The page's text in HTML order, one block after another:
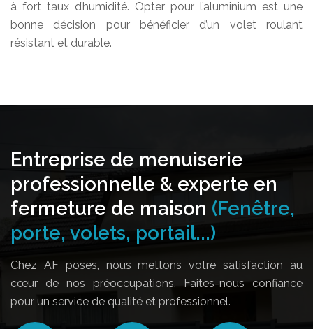
à fort taux d’humidité. Opter pour l’aluminium est une
bonne décision pour bénéficier d’un volet roulant
résistant et durable.
Entreprise de menuiserie
professionnelle & experte en
fermeture de maison (Fenêtre,
porte, volets, portail...)
Chez AF poses, nous mettons votre satisfaction au
cœur de nos préoccupations. Faites-nous confiance
pour un service de qualité et professionnel.